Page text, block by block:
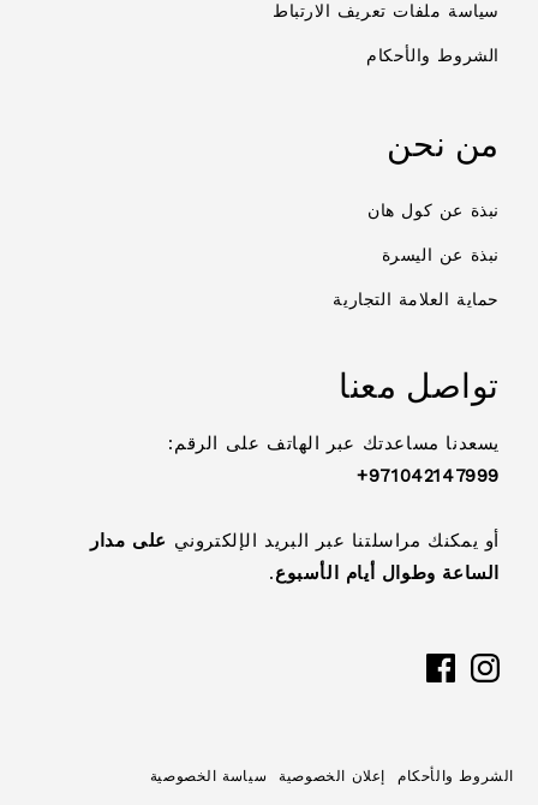
سياسة ملفات تعريف الارتباط
الشروط والأحكام
من نحن
نبذة عن كول هان
نبذة عن اليسرة
حماية العلامة التجارية
تواصل معنا
يسعدنا مساعدتك عبر الهاتف على الرقم:
971042147999+
أو يمكنك مراسلتنا عبر البريد الإلكتروني على مدار
الساعة وطوال أيام الأسبوع.
فيسبوك
الشروط والأحكام إعلان الخصوصية سياسة الخصوصية